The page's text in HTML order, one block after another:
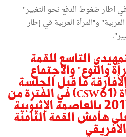
اطار ضغوط الدفع نحو التغيير"
و"المرأة العربية في إطار
التاسع للقمة
والنوع" والاجتماع
ما قبل الجلسة
61 للجنة وضع المرأة (CSW61) في الفترة من
23 الى 27 جانفي 2017 بالعاصمة الإثيوبية
هامش القمة الثامنة